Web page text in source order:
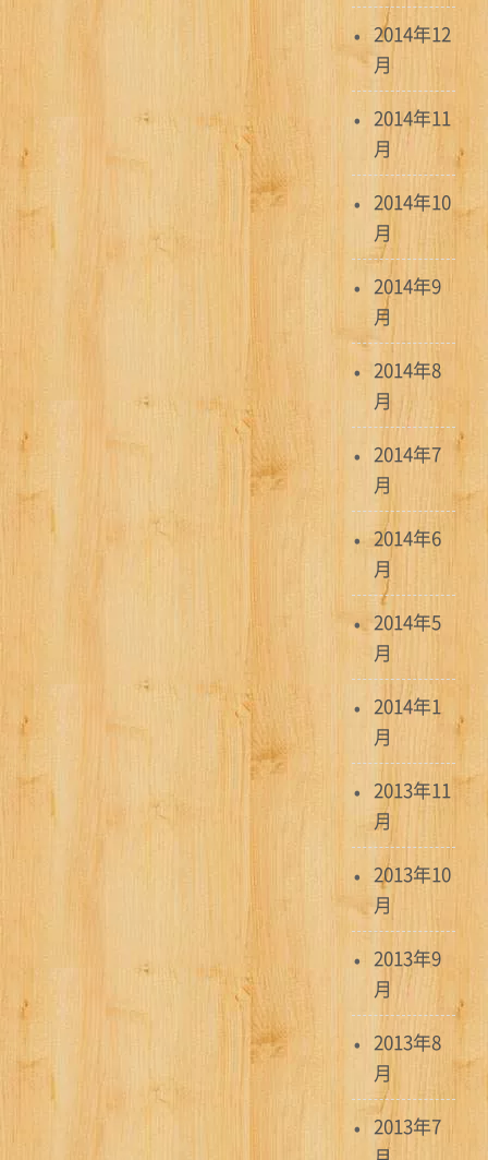
2014年12
月
2014年11
月
2014年10
月
2014年9
月
2014年8
月
2014年7
月
2014年6
月
2014年5
月
2014年1
月
2013年11
月
2013年10
月
2013年9
月
2013年8
月
2013年7